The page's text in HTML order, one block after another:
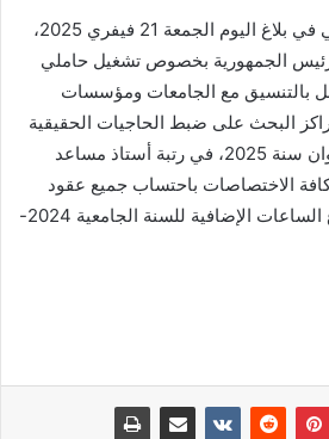
اعلنت وزارة التعليم العالي في بلاغ اليوم الجمعة 21 فيفري 2025،
رئيس الجمهورية بخصوص تشغيل حاملي
بالتنسيق مع الجامعات ومؤسسات
البحث على ضبط الحاجيات الحقيقية
من الانتدابات الجديدة بعنوان سنة 2025، في رتبة أستاذ مساعد
كافة الاختصاصات باحتساب جميع عقود
التدريس المبرمة ومجموع الساعات الإضافية للسنة الجامعية 2024-